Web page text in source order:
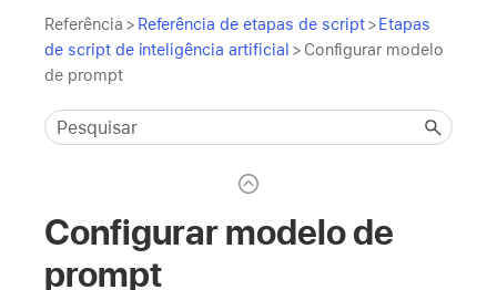
Referência > Referência de etapas de script >Etapas
de script de inteligência artificial > Configurar modelo
de prompt
Configurar modelo de
prompt